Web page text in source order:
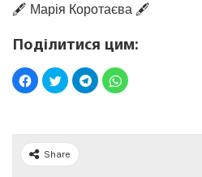
🖋️ Марія Коротаєва 🖋️
Поділитися цим:
Share